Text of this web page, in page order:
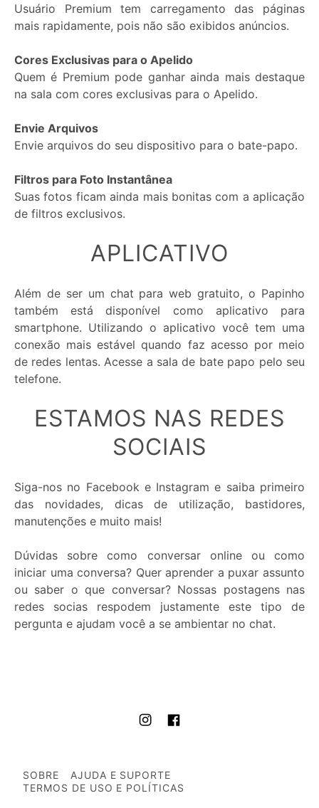
Usuário Premium tem carregamento das páginas
mais rapidamente, pois não são exibidos anúncios.
Cores Exclusivas para o Apelido
Quem é Premium pode ganhar ainda mais destaque
na sala com cores exclusivas para o Apelido.
Envie Arquivos
Envie arquivos do seu dispositivo para o bate-papo.
Filtros para Foto Instantânea
Suas fotos ficam ainda mais bonitas com a aplicação
de filtros exclusivos.
APLICATIVO
Além de ser um chat para web gratuito, o Papinho
também está disponível como aplicativo para
smartphone. Utilizando o aplicativo você tem uma
conexão mais estável quando faz acesso por meio
de redes lentas. Acesse a sala de bate papo pelo seu
telefone.
ESTAMOS NAS REDES
SOCIAIS
Siga-nos no Facebook e Instagram e saiba primeiro
das novidades, dicas de utilização, bastidores,
manutenções e muito mais!
Dúvidas sobre como conversar online ou como
iniciar uma conversa? Quer aprender a puxar assunto
ou saber o que conversar? Nossas postagens nas
redes socias respodem justamente este tipo de
pergunta e ajudam você a se ambientar no chat.
SOBRE
AJUDA E SUPORTE
TERMOS DE USO E POLÍTICAS